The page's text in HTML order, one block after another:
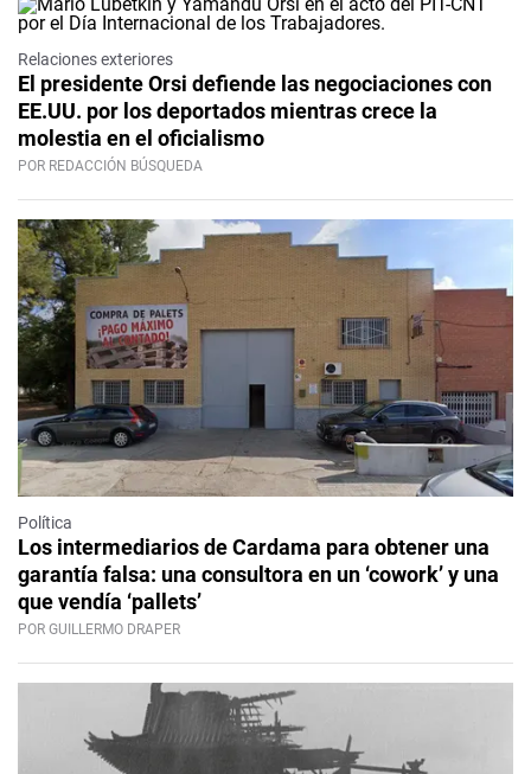
Relaciones exteriores
El presidente Orsi defiende las negociaciones con
EE.UU. por los deportados mientras crece la
molestia en el oficialismo
POR REDACCIÓN BÚSQUEDA
Política
Los intermediarios de Cardama para obtener una
garantía falsa: una consultora en un ‘cowork’ y una
que vendía ‘pallets’
POR GUILLERMO DRAPER